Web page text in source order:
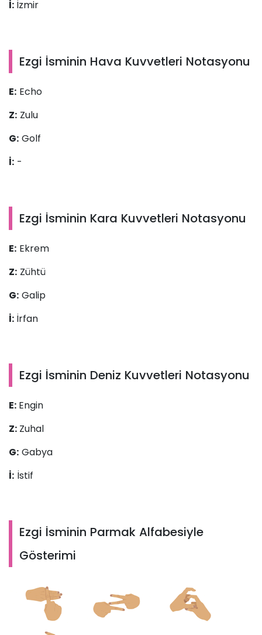
İ: İzmir
Ezgi İsminin Hava Kuvvetleri Notasyonu
E: Echo
Z: Zulu
G: Golf
İ: -
Ezgi İsminin Kara Kuvvetleri Notasyonu
E: Ekrem
Z: Zühtü
G: Galip
İ: İrfan
Ezgi İsminin Deniz Kuvvetleri Notasyonu
E: Engin
Z: Zuhal
G: Gabya
İ: İstif
Ezgi İsminin Parmak Alfabesiyle
Gösterimi